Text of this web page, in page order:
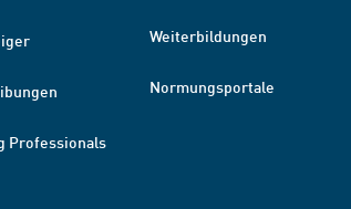
Professionals
Weiterbildungen
Normungsportale